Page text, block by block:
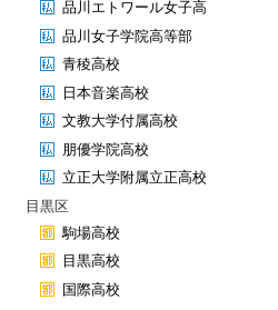
品川エトワール女子高
品川女子学院高等部
青稜高校
日本音楽高校
文教大学付属高校
朋優学院高校
立正大学附属立正高校
目黒区
駒場高校
目黒高校
国際高校